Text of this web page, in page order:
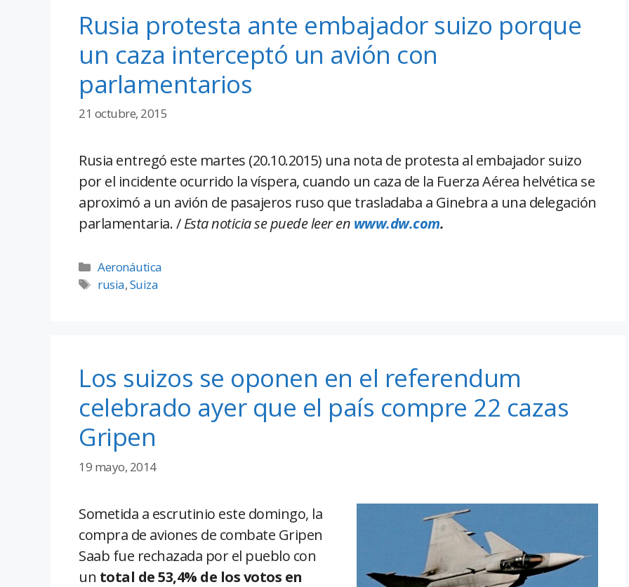
Rusia protesta ante embajador suizo porque
un caza interceptó un avión con
parlamentarios
21 octubre, 2015
Rusia entregó este martes (20.10.2015) una nota de protesta al embajador suizo
por el incidente ocurrido la víspera, cuando un caza de la Fuerza Aérea helvética se
aproximó a un avión de pasajeros ruso que trasladaba a Ginebra a una delegación
parlamentaria. /Esta noticia se puede leer en www.dw.com.
Aeronáutica
rusia,Suiza
Los suizos se oponen en el referendum
celebrado ayer que el país compre 22 cazas
Gripen
19 mayo, 2014
Sometida a escrutinio este domingo, la
compra de aviones de combate Gripen
Saab fue rechazada por el pueblo con
un total de 53,4% de los votos en